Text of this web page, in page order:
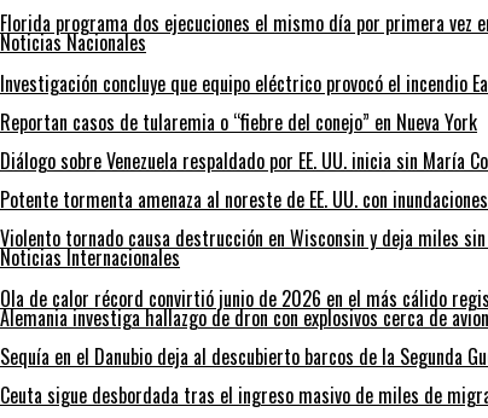
Florida programa dos ejecuciones el mismo día por primera vez
Noticias Nacionales
Investigación concluye que equipo eléctrico provocó el incendio
Reportan casos de tularemia o “fiebre del conejo” en Nueva York
Diálogo sobre Venezuela respaldado por EE. UU. inicia sin María
Potente tormenta amenaza al noreste de EE. UU. con
Violento tornado causa destrucción en Wisconsin y deja miles
Noticias Internacionales
Ola de calor récord convirtió junio de 2026 en el más cálido
Alemania investiga hallazgo de dron con explosivos cerca de
Sequía en el Danubio deja al descubierto barcos de la Segunda
Ceuta sigue desbordada tras el ingreso masivo de miles de